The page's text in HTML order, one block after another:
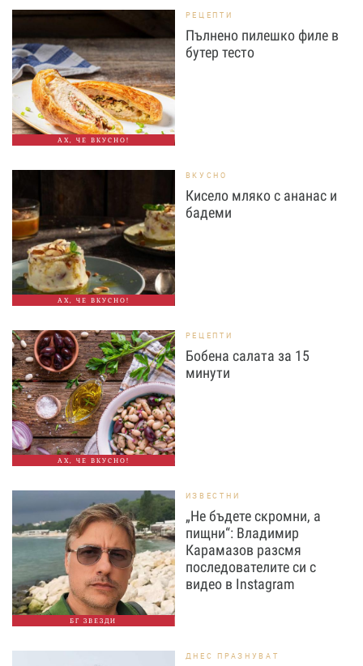
АХ, ЧЕ ВКУСНО!
РЕЦЕПТИ
Пълнено пилешко филе в
бутер тесто
АХ, ЧЕ ВКУСНО!
ВКУСНО
Кисело мляко с ананас и
бадеми
АХ, ЧЕ ВКУСНО!
РЕЦЕПТИ
Бобена салата за 15
минути
БГ ЗВЕЗДИ
ИЗВЕСТНИ
„Не бъдете скромни, а
пищни“: Владимир
Карамазов разсмя
последователите си с
видео в Instagram
ДНЕС ПРАЗНУВАТ